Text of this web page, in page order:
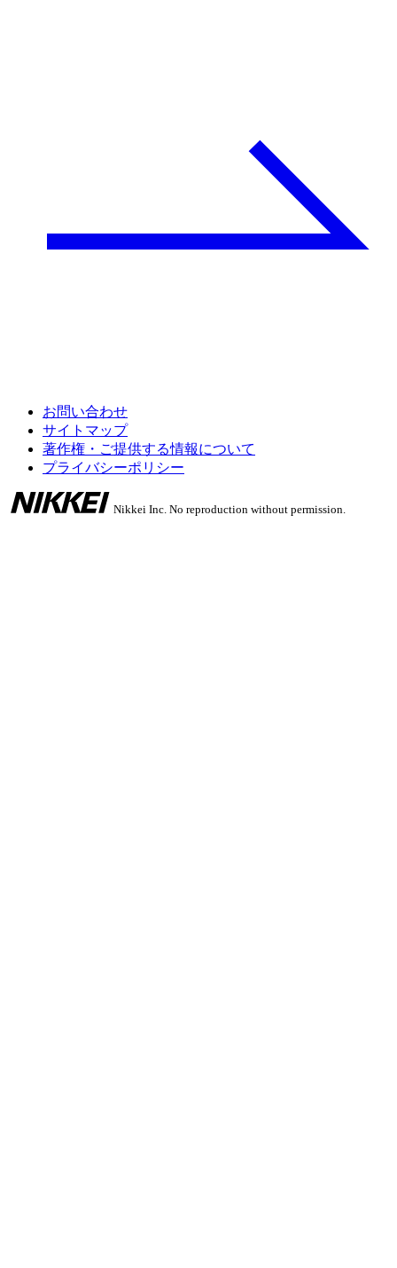
お問い合わせ
サイトマップ
著作権・ご提供する情報について
プライバシーポリシー
Nikkei Inc. No reproduction without permission.